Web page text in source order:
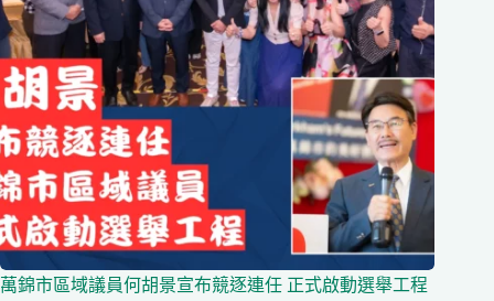
萬錦市區域議員何胡景宣布競逐連任 正式啟動選舉工程